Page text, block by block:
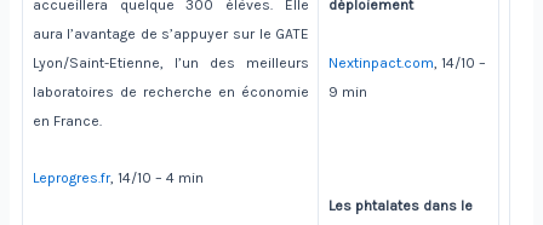
accueillera quelque 300 élèves. Elle
aura l’avantage de s’appuyer sur le GATE
Lyon/Saint-Etienne, l’un des meilleurs
laboratoires de recherche en économie
en France.
Leprogres.fr, 14/10 – 4 min
déploiement
Nextinpact.com , 14/10 –
9 min
Les phtalates dans le